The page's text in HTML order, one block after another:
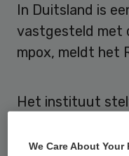
In Duitsland is
vastgesteld met
mpox, meldt het
Het instituut
We Care About Your